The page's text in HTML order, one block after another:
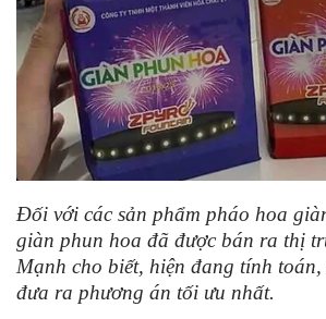
Đối với các sản phẩm pháo hoa
giàn phun hoa đã được bán ra thị
Mạnh cho biết, hiện đang tính toán,
đưa ra phương án tối ưu nhất.